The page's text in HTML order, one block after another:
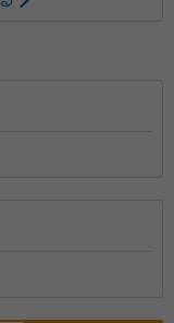
後見契約の作成
を調整し、最適
がら、円満な解
ご家族にとって
すればよいの